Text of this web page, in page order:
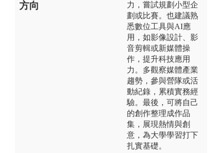
方向
力，嘗試規劃小型企
劃或比賽。也建議熟
悉數位工具與AI應
用，如影像設計、影
音剪輯或新媒體操
作，提升科技應用
力。多觀察媒體產業
趨勢，參與營隊或活
動紀錄，累積實務經
驗。最後，可將自己
的創作整理成作品
集，展現熱情與創
意，為大學學習打下
扎實基礎。